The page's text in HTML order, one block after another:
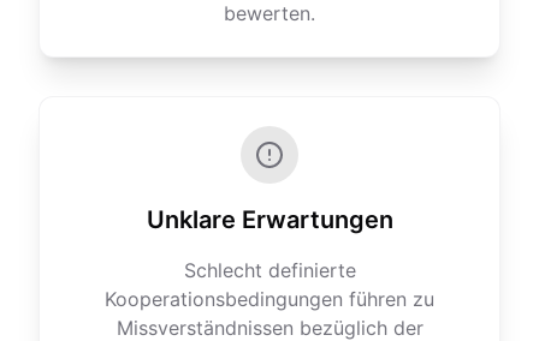
bewerten.
Unklare Erwartungen
Schlecht definierte
Kooperationsbedingungen führen zu
Missverständnissen bezüglich der